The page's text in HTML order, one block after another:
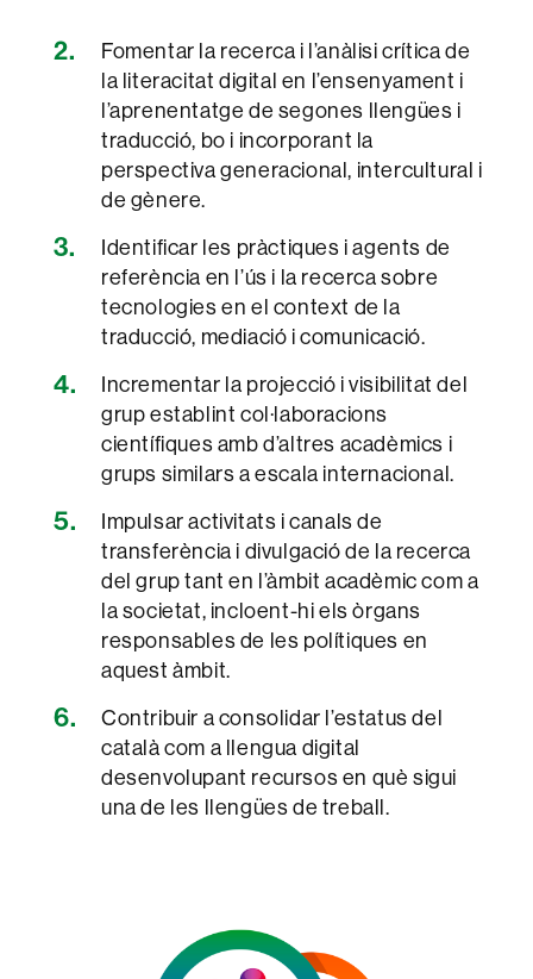
Fomentar la recerca i l’anàlisi crítica de
la literacitat digital en l’ensenyament i
l’aprenentatge de segones llengües i
traducció, bo i incorporant la
perspectiva generacional, intercultural i
de gènere.
Identificar les pràctiques i agents de
referència en l’ús i la recerca sobre
tecnologies en el context de la
traducció, mediació i comunicació.
Incrementar la projecció i visibilitat del
grup establint col·laboracions
científiques amb d’altres acadèmics i
grups similars a escala internacional.
Impulsar activitats i canals de
transferència i divulgació de la recerca
del grup tant en l’àmbit acadèmic com a
la societat, incloent-hi els òrgans
responsables de les polítiques en
aquest àmbit.
Contribuir a consolidar l’estatus del
català com a llengua digital
desenvolupant recursos en què sigui
una de les llengües de treball.